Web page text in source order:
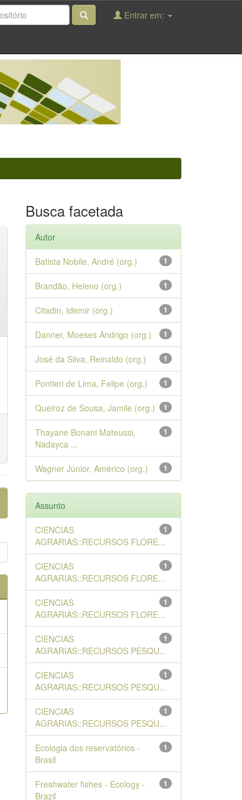
Entrar em:
Busca facetada
Autor
1
Batista Nobile, André (org.)
1
Brandão, Heleno (org.)
1
Citadin, Idemir (org.)
1
Danner, Moeses Andrigo (org.)
1
José da Silva, Reinaldo (org.)
1
Pontieri de Lima, Felipe (org.)
1
Queiroz de Sousa, Jamile (org.)
1
Thayane Bonani Mateussi,
Nadayca ...
1
Wagner Júnior, Américo (org.)
Assunto
1
CIENCIAS
AGRARIAS::RECURSOS FLORE...
1
CIENCIAS
AGRARIAS::RECURSOS FLORE...
1
CIENCIAS
AGRARIAS::RECURSOS FLORE...
1
CIENCIAS
AGRARIAS::RECURSOS PESQU...
1
CIENCIAS
AGRARIAS::RECURSOS PESQU...
1
CIENCIAS
AGRARIAS::RECURSOS PESQU...
1
Ecologia dos reservatórios -
Brasil
1
Freshwater fishes - Ecology -
Brazil